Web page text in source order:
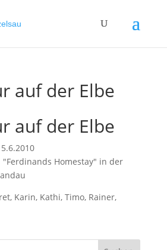
auf der Elbe
auf der Elbe
Homestay" in der
Karin, Kathi, Timo, Rainer,